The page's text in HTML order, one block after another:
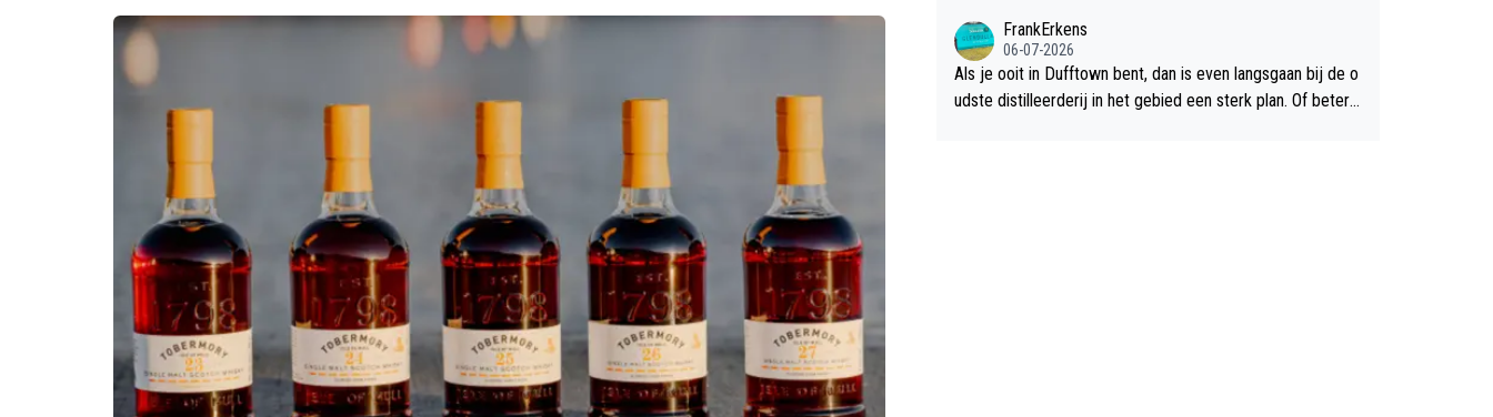
FrankErkens
06-07-2026
Als je ooit in Dufftown bent, dan is even langsgaan bij de o
udste distilleerderij in het gebied een sterk plan. Of beter n